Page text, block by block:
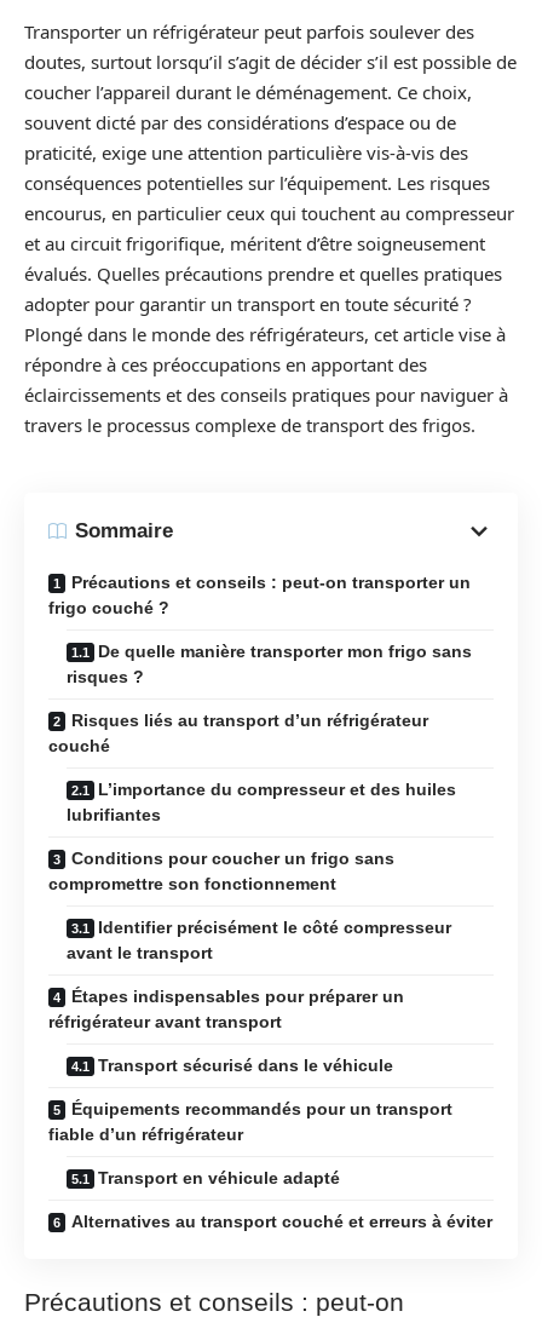
Transporter un réfrigérateur peut parfois soulever des
doutes, surtout lorsqu’il s’agit de décider s’il est possible de
coucher l’appareil durant le déménagement. Ce choix,
souvent dicté par des considérations d’espace ou de
praticité, exige une attention particulière vis-à-vis des
conséquences potentielles sur l’équipement. Les risques
encourus, en particulier ceux qui touchent au compresseur
et au circuit frigorifique, méritent d’être soigneusement
évalués. Quelles précautions prendre et quelles pratiques
adopter pour garantir un transport en toute sécurité ?
Plongé dans le monde des réfrigérateurs, cet article vise à
répondre à ces préoccupations en apportant des
éclaircissements et des conseils pratiques pour naviguer à
travers le processus complexe de transport des frigos.
Sommaire
Précautions et conseils : peut-on transporter un
frigo couché ?
De quelle manière transporter mon frigo sans
risques ?
Risques liés au transport d’un réfrigérateur
couché
L’importance du compresseur et des huiles
lubrifiantes
Conditions pour coucher un frigo sans
compromettre son fonctionnement
Identifier précisément le côté compresseur
avant le transport
Étapes indispensables pour préparer un
réfrigérateur avant transport
Transport sécurisé dans le véhicule
Équipements recommandés pour un transport
fiable d’un réfrigérateur
Transport en véhicule adapté
Alternatives au transport couché et erreurs à éviter
Précautions et conseils : peut-on